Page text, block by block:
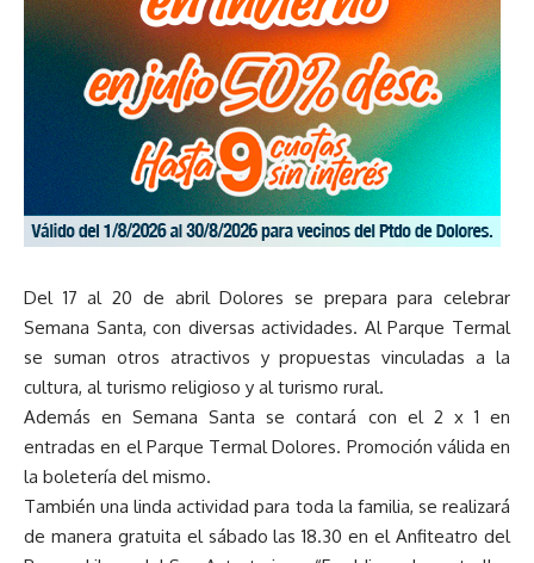
Del 17 al 20 de abril Dolores se prepara para celebrar
Semana Santa, con diversas actividades. Al Parque Termal
se suman otros atractivos y propuestas vinculadas a la
cultura, al turismo religioso y al turismo rural.
Además en Semana Santa se contará con el 2 x 1 en
entradas en el Parque Termal Dolores. Promoción válida en
la boletería del mismo.
También una linda actividad para toda la familia, se realizará
de manera gratuita el sábado las 18.30 en el Anfiteatro del